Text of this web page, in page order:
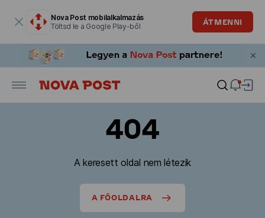
Nova Post mobilalkalmazás
Töltsd le a Google Play-ből
ÁTMENNI
404
A keresett oldal nem létezik
A FŐOLDALRA